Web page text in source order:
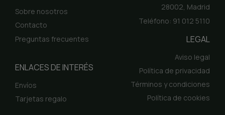
Sobre nosotros
Contacto
Preguntas frecuentes
ENLACES DE INTERÉS
Envíos
Tarjetas regalo
28002, Madrid
Teléfono: 91 012 5110
LEGAL
Aviso legal
Política de privacidad
Términos y condiciones
Política de cookies